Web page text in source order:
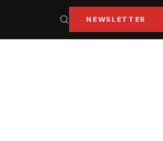
NEWSLETTER